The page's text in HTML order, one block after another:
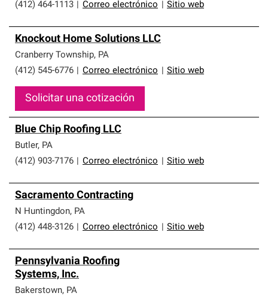
(412) 464-1113
Correo electrónico Sitio web
Knockout Home Solutions LLC
Cranberry Township, PA
(412) 545-6776
Correo electrónico Sitio web
Solicitar una cotización
Blue Chip Roofing LLC
Butler, PA
(412) 903-7176
Correo electrónico Sitio web
Sacramento Contracting
N Huntingdon, PA
(412) 448-3126
Correo electrónico Sitio web
Pennsylvania Roofing
Systems, Inc.
Bakerstown, PA